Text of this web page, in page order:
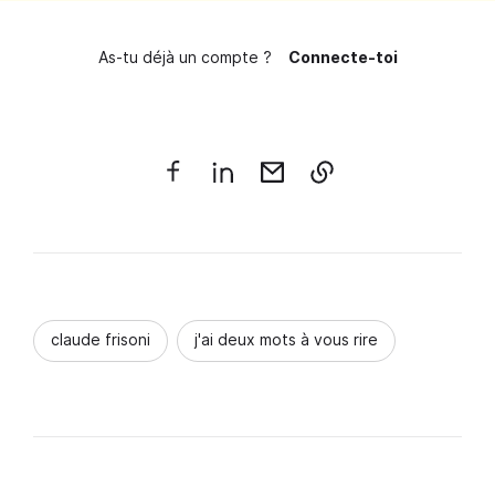
As-tu déjà un compte ? Connecte-toi
claude frisoni j'ai deux mots à vous rire